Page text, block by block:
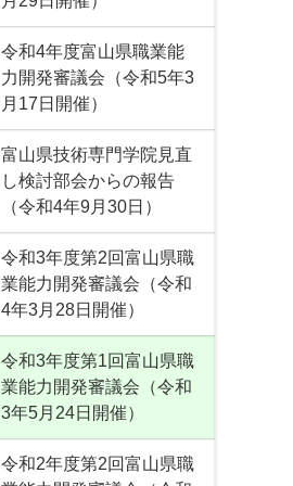
令和4年度富山県職業能
力開発審議会（令和5年3
月17日開催）
富山県技術専門学院見直
し検討部会からの報告
（令和4年9月30日）
令和3年度第2回富山県職
業能力開発審議会（令和
4年3月28日開催）
令和3年度第1回富山県職
業能力開発審議会（令和
3年5月24日開催）
令和2年度第2回富山県職